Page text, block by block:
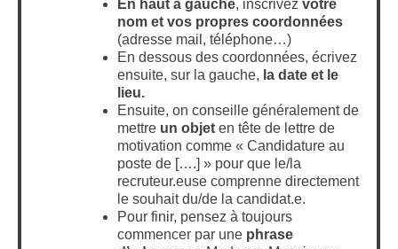
En haut à gauche, inscrivez votre
nom et vos propres coordonnées
(adresse mail, téléphone…)
En dessous des coordonnées, écrivez
ensuite, sur la gauche, la date et le
lieu.
Ensuite, on conseille généralement de
mettre un objet en tête de lettre de
motivation comme « Candidature au
poste de [….] » pour que le/la
recruteur.euse comprenne directement
le souhait du/de la candidat.e.
Pour finir, pensez à toujours
commencer par une phrase